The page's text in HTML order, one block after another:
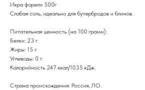
Икра форели 500г
Слабая соль, идеально для бутербродов и блинов.
Питательная ценность (на 100 грамм):
Белки: 23 г.
Жиры: 15 г.
Углеводы: 0 г.
Калорийность 247 ккал/1035 кДж.
Страна происхождения: Россия, ЛО.